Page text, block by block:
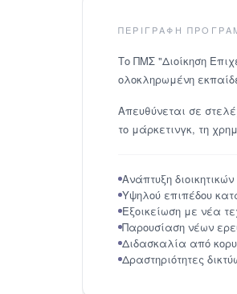
ΠΕΡΙΓΡΑΦΉ
Το ΠΜΣ "Διοίκηση
ολοκληρωμένη
Απευθύνεται σε
το μάρκετινγκ, τη
Ανάπτυξη
Υψηλού επιπέδου
Εξοικείωση με νέα
Παρουσίαση νέων
Διδασκαλία από
Δραστηριότητες